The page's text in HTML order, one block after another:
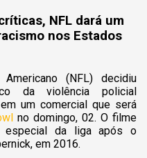
NFL dará um
nos Estados
(NFL) decidiu
da violência policial
um comercial que será
no domingo, 02. O filme
especial da liga após o
em 2016.